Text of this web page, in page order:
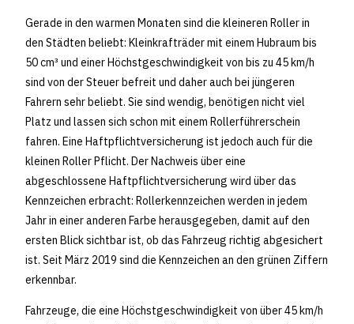
Gerade in den warmen Monaten sind die kleineren Roller in
den Städten beliebt: Kleinkrafträder mit einem Hubraum bis
50 cm³ und einer Höchstgeschwindigkeit von bis zu 45 km/h
sind von der Steuer befreit und daher auch bei jüngeren
Fahrern sehr beliebt. Sie sind wendig, benötigen nicht viel
Platz und lassen sich schon mit einem Rollerführerschein
fahren. Eine Haftpflichtversicherung ist jedoch auch für die
kleinen Roller Pflicht. Der Nachweis über eine
abgeschlossene Haftpflichtversicherung wird über das
Kennzeichen erbracht: Rollerkennzeichen werden in jedem
Jahr in einer anderen Farbe herausgegeben, damit auf den
ersten Blick sichtbar ist, ob das Fahrzeug richtig abgesichert
ist. Seit März 2019 sind die Kennzeichen an den grünen Ziffern
erkennbar.
Fahrzeuge, die eine Höchstgeschwindigkeit von über 45 km/h